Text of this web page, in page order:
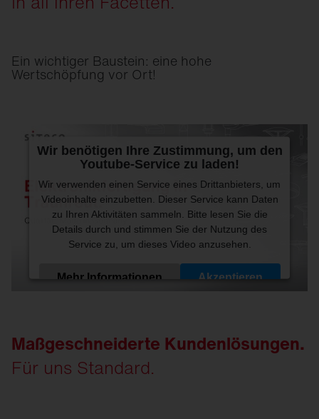
Ein wichtiger Baustein: eine hohe
Wertschöpfung vor Ort!
Wir benötigen Ihre Zustimmung, um den
Youtube-Service zu laden!
Wir verwenden einen Service eines Drittanbieters, um
Videoinhalte einzubetten. Dieser Service kann Daten
zu Ihren Aktivitäten sammeln. Bitte lesen Sie die
Details durch und stimmen Sie der Nutzung des
Service zu, um dieses Video anzusehen.
Mehr Informationen Akzeptieren
Maßgeschneiderte Kundenlösungen.
Für uns Standard.